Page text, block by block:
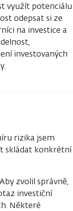
využít potenciálu
odepsat si ze
na investice a
investovaných
rizika jsem
skládat konkrétní
zvolil správně,
investiční
Některé